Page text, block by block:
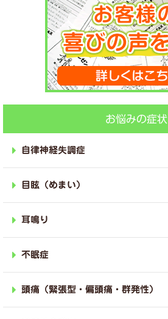
お悩みの症状
自律神経失調症
目眩（めまい）
耳鳴り
不眠症
頭痛（緊張型・偏頭痛・群発性）